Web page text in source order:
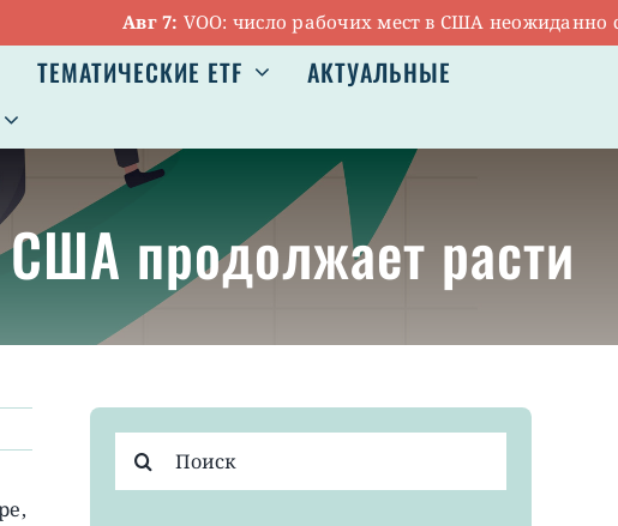
Авг 7:VOO: число рабочих мест в США неожиданно
ТЕМАТИЧЕСКИЕ ETF
АКТУАЛЬНЫЕ
США продолжает расти
поиска: